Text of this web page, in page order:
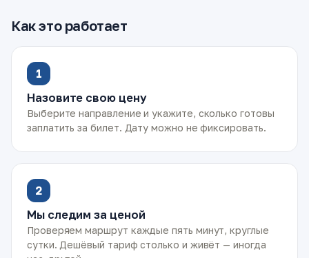
Как это работает
1
Назовите свою цену
Выберите направление и укажите, сколько готовы
заплатить за билет. Дату можно не фиксировать.
2
Мы следим за ценой
Проверяем маршрут каждые пять минут, круглые
сутки. Дешёвый тариф столько и живёт — иногда